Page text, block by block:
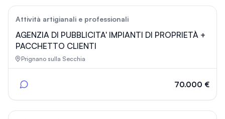
Attività artigianali e professionali
AGENZIA DI PUBBLICITA' IMPIANTI DI PROPRIETÀ +
PACCHETTO CLIENTI
Prignano sulla Secchia
70.000 €